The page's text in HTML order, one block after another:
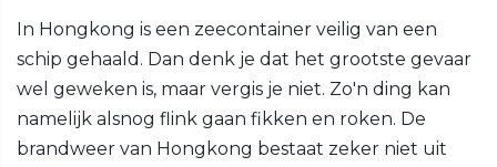
In Hongkong is een zeecontainer veilig van een
schip gehaald. Dan denk je dat het grootste gevaar
wel geweken is, maar vergis je niet. Zo'n ding kan
namelijk alsnog flink gaan fikken en roken. De
brandweer van Hongkong bestaat zeker niet uit